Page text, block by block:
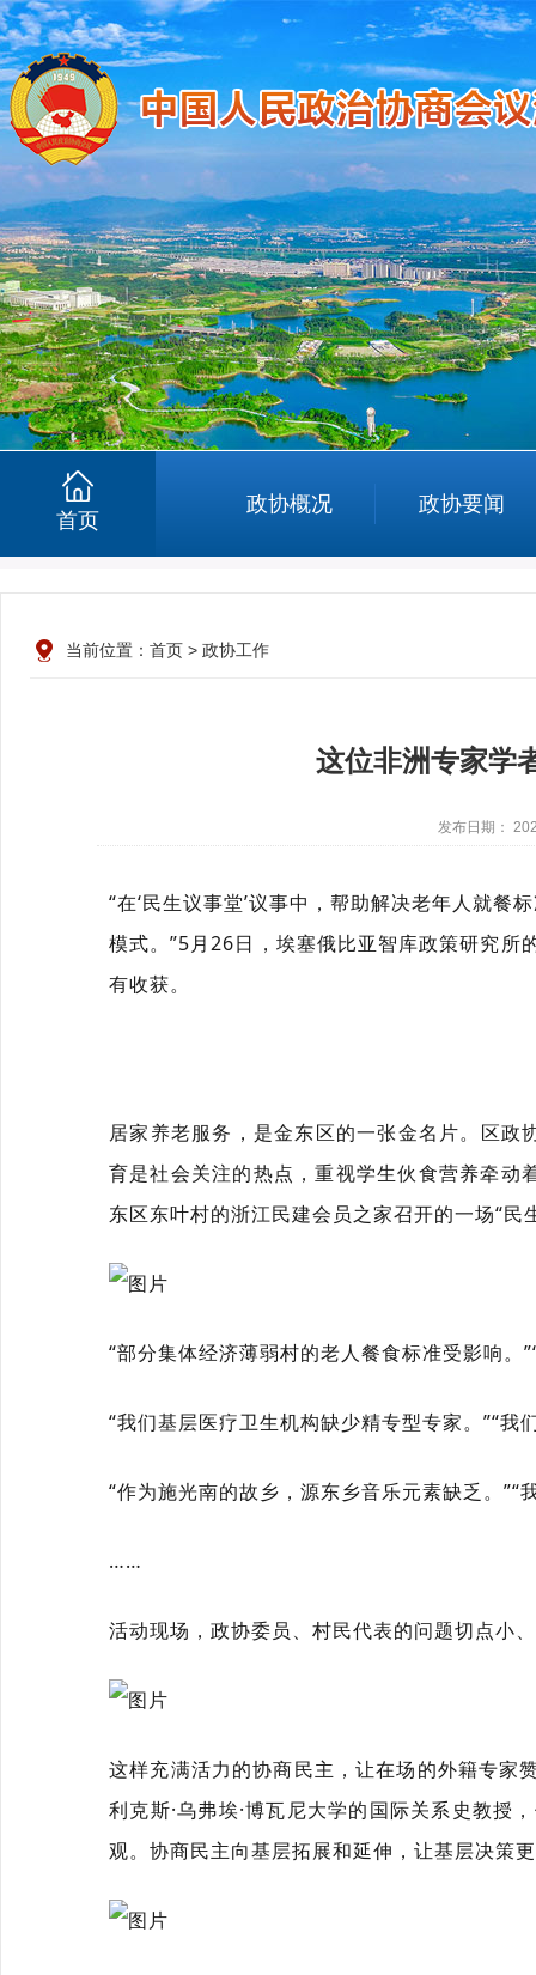
首页
政协概况 政协要闻
当前位置： 首页 > 政协工作
这位非洲专家学
发布日期：
“在‘民生议事堂’议事中，帮助解决老年人就
模式。”5月26日，埃塞俄比亚智库政策研究所
有收获。
居家养老服务，是金东区的一张金名片。区
育是社会关注的热点，重视学生伙食营养牵
东区东叶村的浙江民建会员之家召开的一场“
“部分集体经济薄弱村的老人餐食标准受影响。
“我们基层医疗卫生机构缺少精专型专家。”“
“作为施光南的故乡，源东乡音乐元素缺乏。
……
活动现场，政协委员、村民代表的问题切点小
这样充满活力的协商民主，让在场的外籍专家
利克斯·乌弗埃·博瓦尼大学的国际关系史教授
观。协商民主向基层拓展和延伸，让基层决策